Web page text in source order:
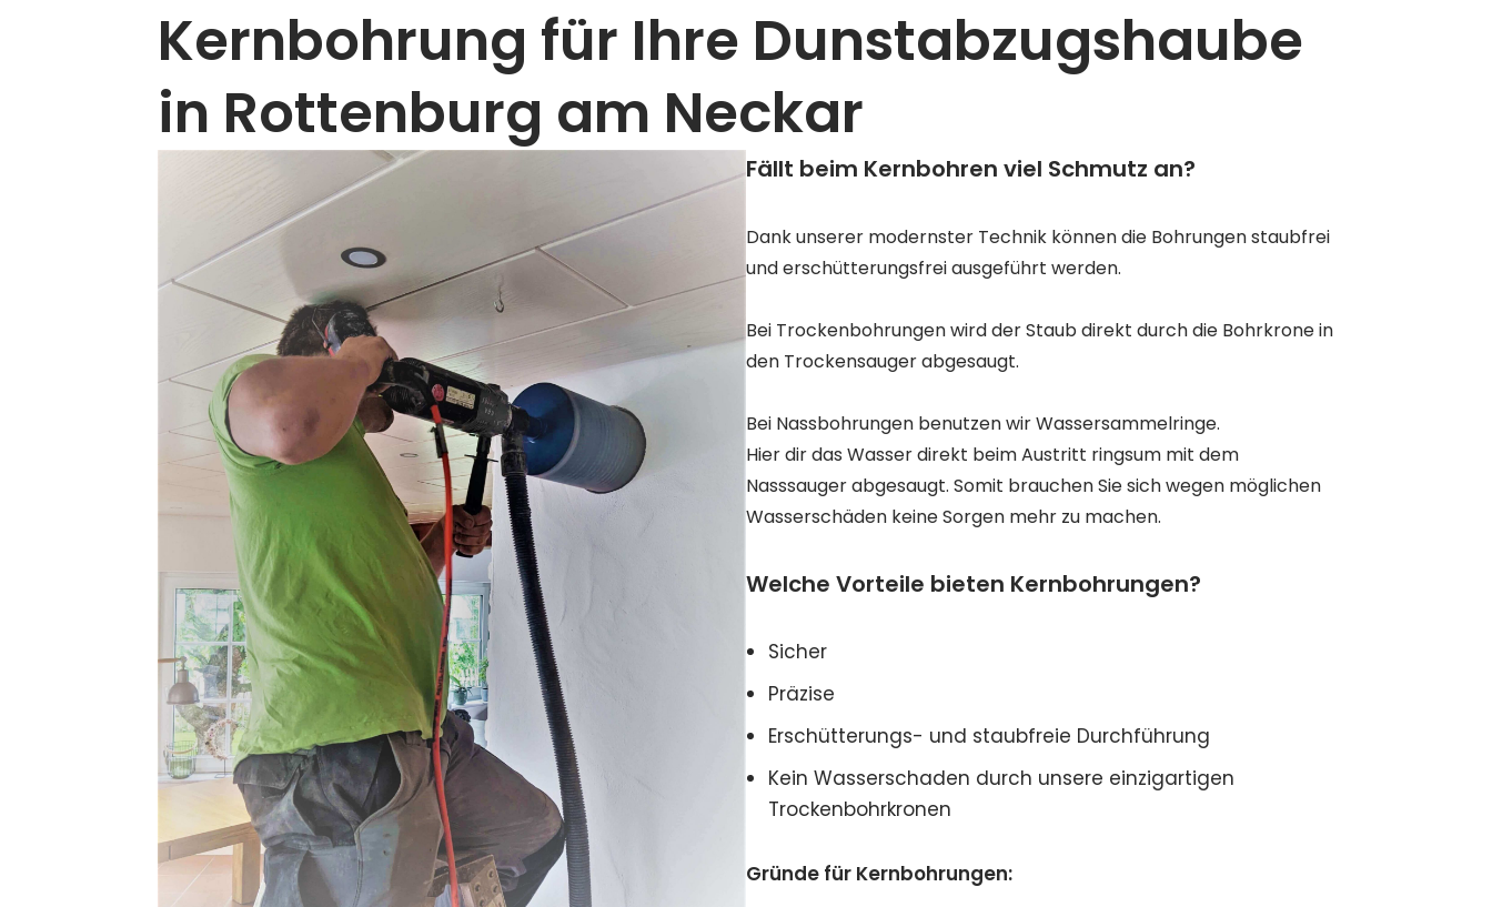
Kernbohrung für Ihre Dunstabzugshaube
in Rottenburg am Neckar
Fällt beim Kernbohren viel Schmutz an?
Dank unserer modernster Technik können die Bohrungen staubfrei
und erschütterungsfrei ausgeführt werden.
Bei Trockenbohrungen wird der Staub direkt durch die Bohrkrone in
den Trockensauger abgesaugt.
Bei Nassbohrungen benutzen wir Wassersammelringe.
Hier dir das Wasser direkt beim Austritt ringsum mit dem
Nasssauger abgesaugt. Somit brauchen Sie sich wegen möglichen
Wasserschäden keine Sorgen mehr zu machen.
Welche Vorteile bieten Kernbohrungen?
Sicher
Präzise
Erschütterungs- und staubfreie Durchführung
Kein Wasserschaden durch unsere einzigartigen
Trockenbohrkronen
Gründe für Kernbohrungen: